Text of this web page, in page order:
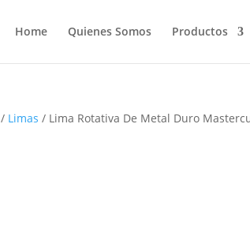
Home Quienes Somos Productos
/ Limas / Lima Rotativa De Metal Duro